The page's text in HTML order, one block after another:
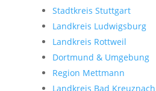
Stadtkreis Stuttgart
Landkreis Ludwigsburg
Landkreis Rottweil
Dortmund & Umgebung
Region Mettmann
Landkreis Bad Kreuznach